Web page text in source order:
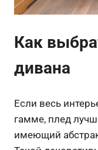
Как
дивана
Если весь
гамме, плед
имеющий